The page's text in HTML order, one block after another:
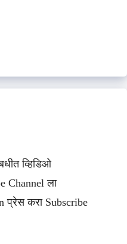
व्हिडिओ
Channel ला
प्रेस करा Subscribe